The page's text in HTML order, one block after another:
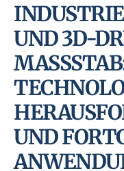
ND 3D-
SSSTAB: